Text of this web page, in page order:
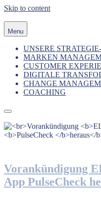
Skip to content
Menu
UNSERE
MARKEN
CUSTOMER
DIGITALE
CHANGE
COACHING
Vorankündigung
App PulseCheck